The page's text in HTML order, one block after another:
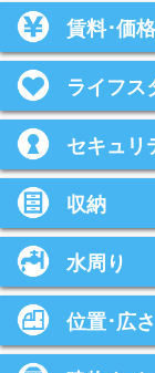
賃料･価格
ライフス
セキュリ
収納
水周り
位置･広さ